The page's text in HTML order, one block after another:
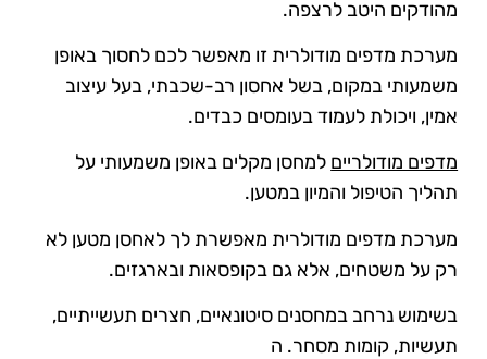
מהודקים היטב לרצפה.
מערכת מדפים מודולרית זו מאפשר לכם לחסוך באופן
משמעותי במקום, בשל אחסון רב-שכבתי, בעל עיצוב
אמין, ויכולת לעמוד בעומסים כבדים.
מדפים מודולריים למחסן מקלים באופן משמעותי על
תהליך הטיפול והמיון במטען.
מערכת מדפים מודולרית מאפשרת לך לאחסן מטען לא
רק על משטחים, אלא גם בקופסאות ובארגזים.
בשימוש נרחב במחסנים סיטונאיים, חצרים תעשייתיים,
תעשיות, קומות מסחר. ה